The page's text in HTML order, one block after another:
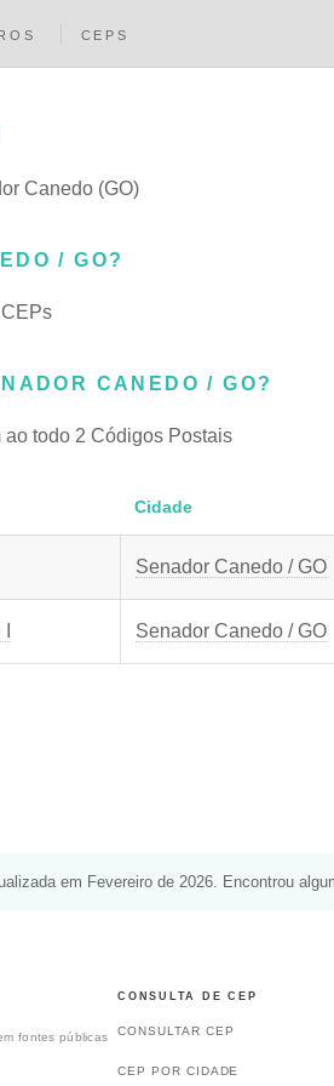
CEPS
Canedo (GO)
/ GO?
CANEDO / GO?
todo 2 Códigos Postais
Cidade
Senador Canedo / GO
Senador Canedo / GO
em Fevereiro de 2026. Encontrou
fontes públicas
CONSULTA DE CEP
CONSULTAR CEP
CEP POR CIDADE